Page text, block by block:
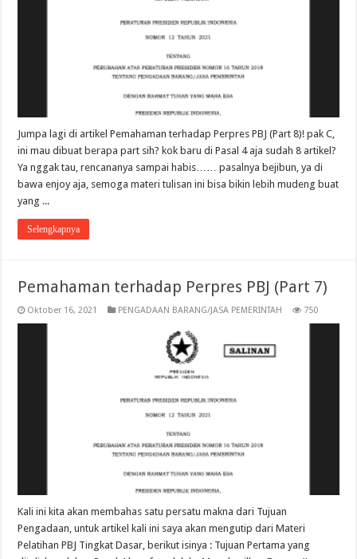
Jumpa lagi di artikel Pemahaman terhadap Perpres PBJ (Part 8)! pak C,
ini mau dibuat berapa part sih? kok baru di Pasal 4 aja sudah 8 artikel?
Ya nggak tau, rencananya sampai habis…… pasalnya bejibun, ya di
bawa enjoy aja, semoga materi tulisan ini bisa bikin lebih mudeng buat
yang ...
Selengkapnya
Pemahaman terhadap Perpres PBJ (Part 7)
Oktober 16, 2021 PENGADAAN BARANG/JASA PEMERINTAH 750
Kali ini kita akan membahas satu persatu makna dari Tujuan
Pengadaan, untuk artikel kali ini saya akan mengutip dari Materi
Pelatihan PBJ Tingkat Dasar, berikut isinya : Tujuan Pertama yang